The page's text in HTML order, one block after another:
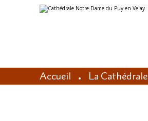
Aller
au
Outils
personnels
Accueil La Cathédrale